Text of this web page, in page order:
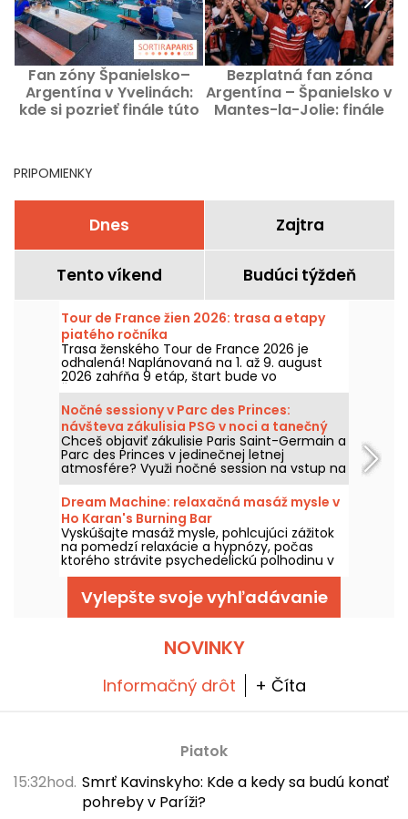
Fan zóny Španielsko–
Argentína v Yvelinách:
kde si pozrieť finále túto
Bezplatná fan zóna
Argentína – Španielsko v
Mantes-la-Jolie: finále
PRIPOMIENKY
Dnes Zajtra
Tento víkend Budúci týždeň
Tour de France žien 2026: trasa a etapy
piatého ročníka
Trasa ženského Tour de France 2026 je
odhalená! Naplánovaná na 1. až 9. august
2026 zahŕňa 9 etáp, štart bude vo
Švajčiarsku a cieľ v Nice. Pozrite sa, čo nás
tento rok čaká.
Nočné sessiony v Parc des Princes:
návšteva zákulisia PSG v noci a tanečný
večer s DJ setmi
Chceš objaviť zákulisie Paris Saint-Germain a
Parc des Princes v jedinečnej letnej
atmosfére? Využi nočné session na vstup na
štadión za tmy a uži si množstvo zábavných
podujatí. Tu je program na leto 2026!
Dream Machine: relaxačná masáž mysle v
Ho Karan's Burning Bar
Vyskúšajte masáž mysle, pohlcujúci zážitok
na pomedzí relaxácie a hypnózy, počas
ktorého strávite psychedelickú polhodinu v
príjemnom zmenenom stave vedomia
vďaka fotostimulácii.
Vylepšte svoje vyhľadávanie
NOVINKY
Informačný drôt + Číta
Piatok
15:32hod. Smrť Kavinskyho: Kde a kedy sa budú konať
pohreby v Paríži?